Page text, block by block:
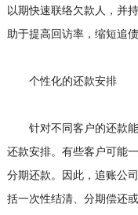
以期快速联络欠款人，并
助于提高回访率，缩短追债
个性化的还款安排
针对不同客户的还款能
还款安排。有些客户可能
分期还款。因此，追账公
括一次性结清、分期偿还